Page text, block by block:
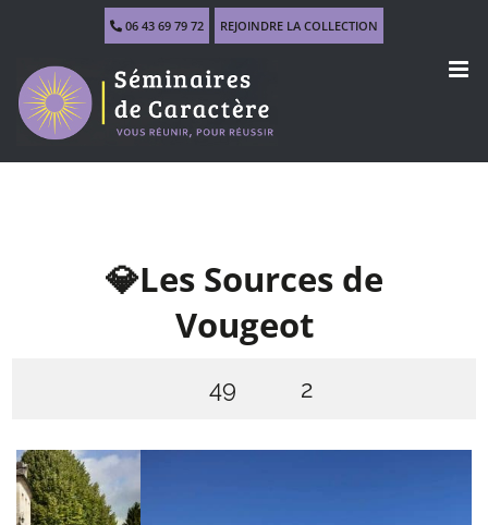
06 43 69 79 72 REJOINDRE LA COLLECTION
💎Les Sources de
Vougeot
49 2